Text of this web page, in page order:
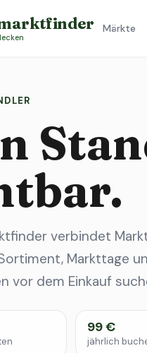
Märkte
verbindet
Markttage
vor dem Einkauf
99 €
jährlich